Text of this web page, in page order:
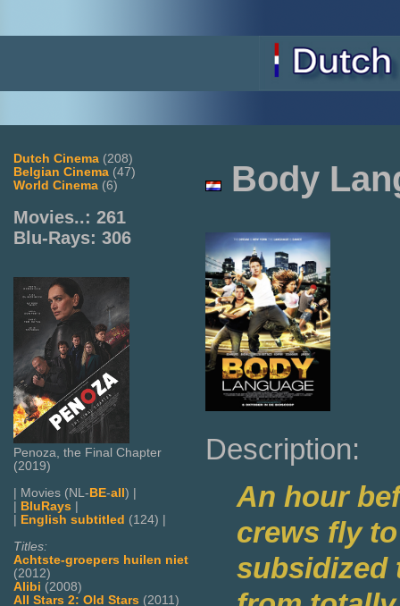
Dutch Cinema (208)
Belgian Cinema (47)
World Cinema (6)
Movies..: 261
Blu-Rays: 306
Penoza, the Final Chapter
(2019)
| Movies (NL-BE-all) |
| BluRays |
| English subtitled (124) |
Titles:
Achtste-groepers huilen niet
(2012)
Alibi (2008)
All Stars 2: Old Stars (2011)
Body
Description:
An hour
crews fly
subsidized